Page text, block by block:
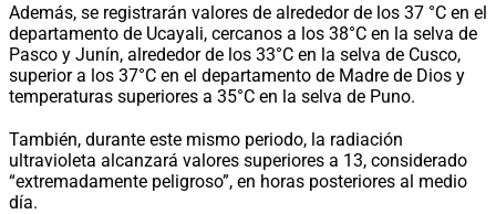
Además, se registrarán valores de alrededor de los 37 °C en el
departamento de Ucayali, cercanos a los 38°C en la selva de
Pasco y Junín, alrededor de los 33°C en la selva de Cusco,
superior a los 37°C en el departamento de Madre de Dios y
temperaturas superiores a 35°C en la selva de Puno.
También, durante este mismo periodo, la radiación
ultravioleta alcanzará valores superiores a 13, considerado
“extremadamente peligroso”, en horas posteriores al medio
día.